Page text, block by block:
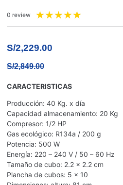
0 review ★★★★★
S/2,229.00
S/2,849.00
CARACTERISTICAS
Producción: 40 Kg. x día
Capacidad almacenamiento: 20 Kg
Compresor: 1/2 HP
Gas ecológico: R134a / 200 g
Potencia: 500 W
Energía: 220 – 240 V / 50 – 60 Hz
Tamaño de cubo: 2.2 x 2.2 cm
Plancha de cubos: 5 x 10